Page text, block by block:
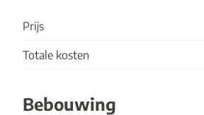
Prijs
Totale kosten
Bebouwing